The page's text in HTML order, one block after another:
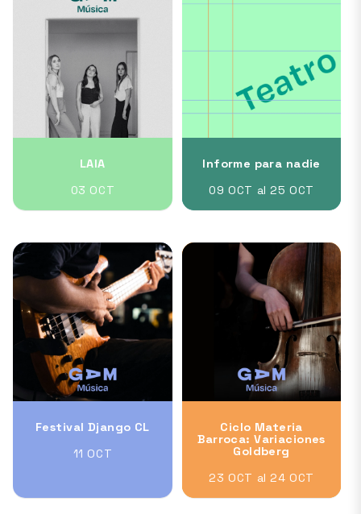
LAIA
03 OCT
Informe para nadie
09 OCT al 25 OCT
Festival Django CL
11 OCT
Ciclo Materia
Barroca: Variaciones
Goldberg
23 OCT al 24 OCT